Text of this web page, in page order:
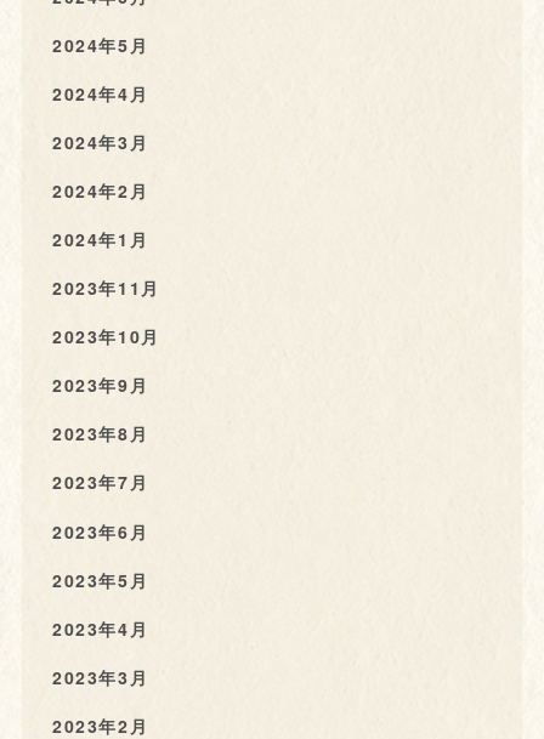
2024年5月
2024年4月
2024年3月
2024年2月
2024年1月
2023年11月
2023年10月
2023年9月
2023年8月
2023年7月
2023年6月
2023年5月
2023年4月
2023年3月
2023年2月